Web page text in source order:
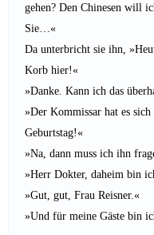
gehen? Den Chinesen will
Sie…«
Da unterbricht sie ihn,
Korb hier!«
»Danke. Kann ich das
»Der Kommissar hat es
Geburtstag!«
»Na, dann muss ich ihn
»Herr Dokter, daheim bin
»Gut, gut, Frau Reisner.«
»Und für meine Gäste bin